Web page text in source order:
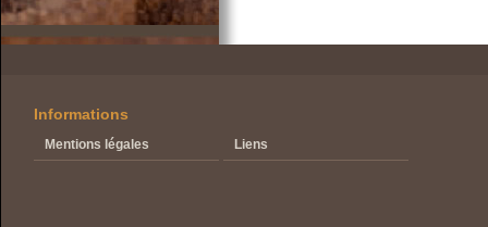
Informations
Mentions légales Liens